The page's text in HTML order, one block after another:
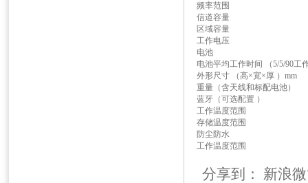
频率范围
信道容量
区域容量
工作电压
电池
电池平均工作时间 （5/5/90工
外形尺寸 （高×宽×厚 ）mm
重量（含天线和标配电池）
蓝牙（可选配置 ）
工作温度范围
存储温度范围
防尘防水
工作温度范围
分享到： 新浪